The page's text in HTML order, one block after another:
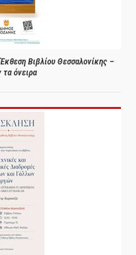
Βιβλίου Θεσσαλονίκης –
τα όνειρα